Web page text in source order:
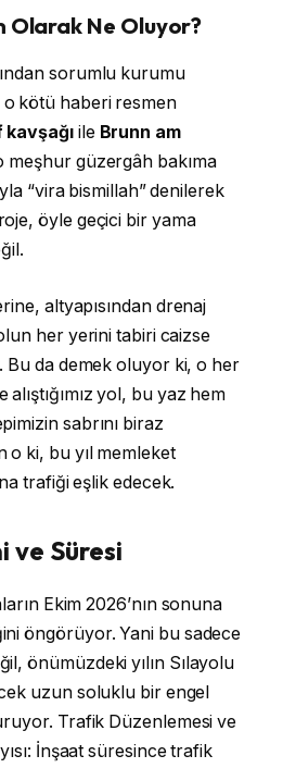
Olarak Ne Oluyor?
sorumlu kurumu
kötü haberi resmen
ile Brunn am
meşhur güzergâh bakıma
“vira bismillah” denilerek
öyle geçici bir yama
altyapısından drenaj
her yerini tabiri caizse
Bu da demek oluyor ki, o her
alıştığımız yol, bu yaz hem
sabrını biraz
ki, bu yıl memleket
trafiği eşlik edecek.
ve Süresi
Ekim 2026’nın sonuna
öngörüyor. Yani bu sadece
önümüzdeki yılın Sılayolu
uzun soluklu bir engel
Trafik Düzenlemesi ve
İnşaat süresince trafik